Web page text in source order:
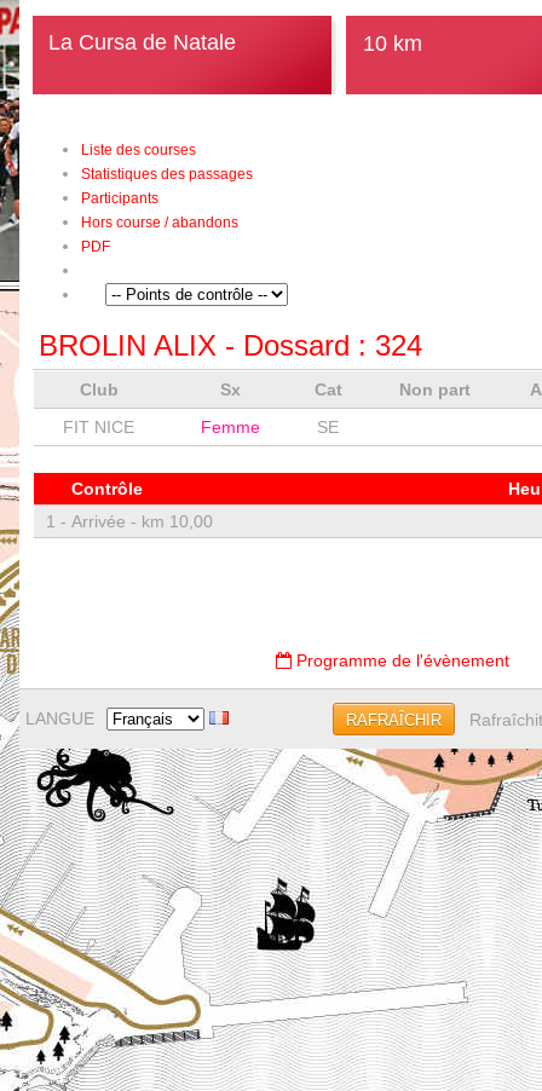
La Cursa de Natale 10 km
Liste des courses
Statistiques des passages
Participants
Hors course / abandons
PDF
BROLIN ALIX - Dossard : 324
Club Sx Cat Non part
FIT NICE
Femme SE
Contrôle
1 - Arrivée - km 10,00
Programme de l'évènement
LANGUE RAFRAÎCHIR